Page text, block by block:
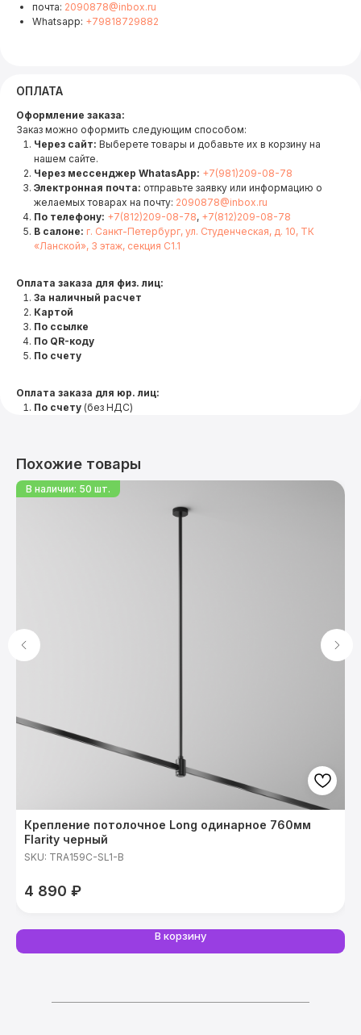
почта: 2090878@inbox.ru
Whatsapp: +79818729882
ОПЛАТА
Оформление заказа:
Заказ можно оформить следующим способом:
Через сайт: Выберете товары и добавьте их в корзину на
нашем сайте.
Через мессенджер WhatasApp: +7(981)209-08-78
Электронная почта: отправьте заявку или информацию о
желаемых товарах на почту: 2090878@inbox.ru
По телефону: +7(812)209-08-78, +7(812)209-08-78
В салоне: г. Санкт-Петербург, ул. Студенческая, д. 10, ТК
«Ланской», 3 этаж, секция С1.1
Оплата заказа для физ. лиц:
За наличный расчет
Картой
По ссылке
По QR-коду
По счету
Оплата заказа для юр. лиц:
По счету (без НДС)
Похожие товары
Крепление потолочное Long одинарное 760мм
Flarity черный
SKU: TRA159C-SL1-B
4 890 ₽
В корзину